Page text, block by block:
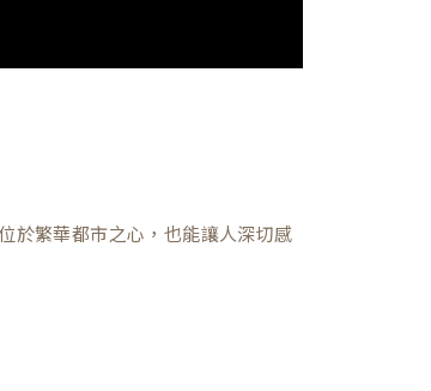
於繁華都市之心，也能讓人深切感